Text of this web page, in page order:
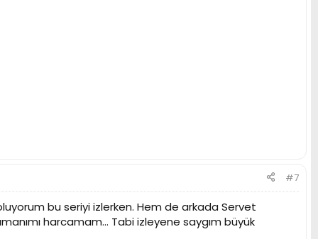
#7
bu seriyi izlerken. Hem de arkada Servet
harcamam... Tabi izleyene saygım büyük